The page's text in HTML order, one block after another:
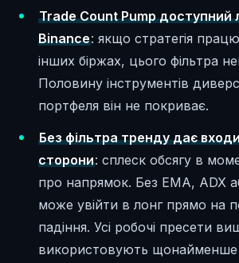
Trade Count Pump доступний
Binance: якщо стратегія
інших біржах, цього фільтра
Половину інструментів
портфеля він не покриває.
Без фільтра тренду дає
сторони: сплеск обсягу в
про напрямок. Без EMA, ADX
може увійти в лонг прямо на
падіння. Усі робочі пресети
використовують